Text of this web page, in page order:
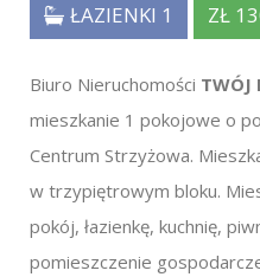
ŁAZIENKI 1
ZŁ
Biuro Nieruchomości TWÓJ
mieszkanie 1 pokojowe o
Centrum Strzyżowa.
w trzypiętrowym bloku.
pokój, łazienkę, kuchnię,
pomieszczenie